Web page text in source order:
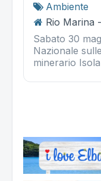
Ambiente
Rio Marina
Sabato 30
Nazionale
minerario